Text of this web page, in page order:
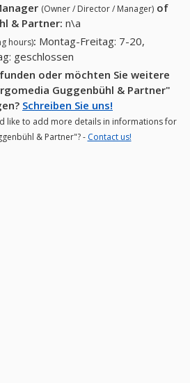
(Owner / Director / Manager) of
& Partner: n\a
hours): Montag-Freitag: 7-20,
geschlossen
oder möchten Sie weitere
Guggenbühl & Partner"
Schreiben Sie uns!
like to add more details in informations for
& Partner"? - Contact us!